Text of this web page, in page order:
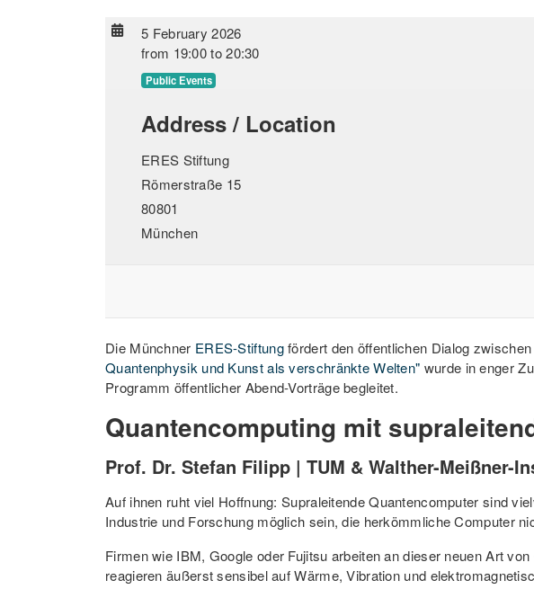
5 February 2026
from 19:00 to 20:30
Public Events
Address / Location
ERES Stiftung
Römerstraße 15
80801
München
Die Münchner ERES-Stiftungfördert den öffentlichen Dialog
Quantenphysik und Kunst als verschränkte Welten" wurde in enger
Programm öffentlicher Abend-Vorträge begleitet.
Quantencomputing mit
Prof. Dr. Stefan Filipp | TUM & Walther-Meißner-
Auf ihnen ruht viel Hoffnung: Supraleitende Quantencomputer sind
Industrie und Forschung möglich sein, die herkömmliche Computer
Firmen wie IBM, Google oder Fujitsu arbeiten an dieser neuen Art
reagieren äußerst sensibel auf Wärme, Vibration und